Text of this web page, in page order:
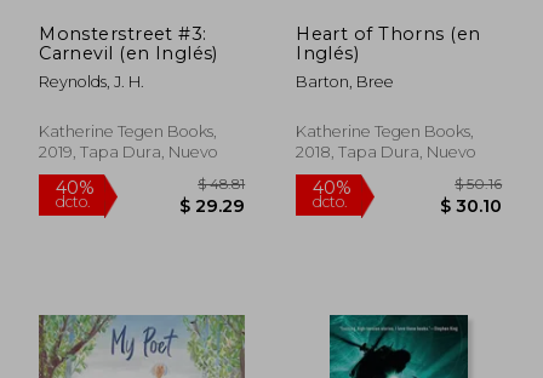
40%
dcto.
40%
dcto.
Monsterstreet #3:
Carnevil (en Inglés)
Reynolds, J. H.
Katherine Tegen Books,
2019, Tapa Dura, Nuevo
Heart of Thorns (en
Inglés)
Barton, Bree
Katherine Tegen Books,
2018, Tapa Dura, Nuevo